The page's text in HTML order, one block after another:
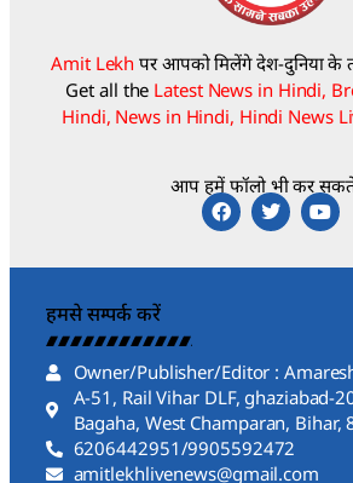
Amit Lekh पर आपको मिलेंगे देश-दुनिया के
Get all the Latest News in Hindi,
Hindi, News in Hindi, Hindi News
आप हमें फॉलो भी कर
हमसे सम्पर्क करें
Owner/Publisher/Editor :
A-51, Rail Vihar DLF, ghaziabad-
Bagaha, West Champaran, Bihar,
6206442951/9905592472
amitlekhlivenews@gmail.com